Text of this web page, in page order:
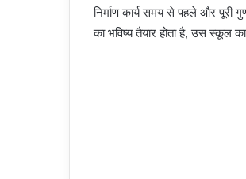
निर्माण कार्य समय से पहले और पूरी
का भविष्य तैयार होता है, उस स्कूल